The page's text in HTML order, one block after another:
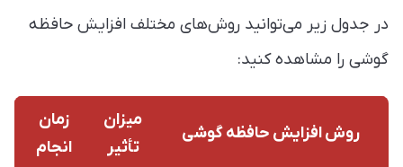
در جدول زیر می‌توانید روش‌های مختلف افزایش حافظه
گوشی را مشاهده کنید:
روش افزایش حافظه گوشی
میزان
تأثیر
زمان
انجام